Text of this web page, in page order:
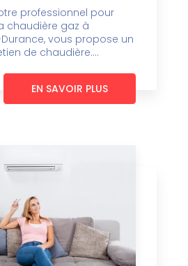
professionnel pour
chaudière gaz à
vous propose un
de chaudière....
EN SAVOIR PLUS